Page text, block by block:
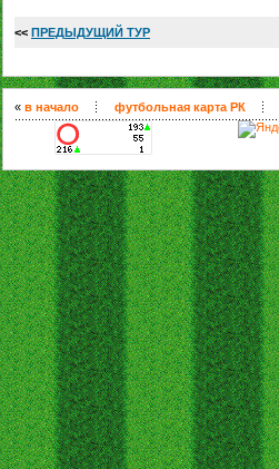
<< ПРЕДЫДУЩИЙ ТУР
« в начало футбольная карта РК